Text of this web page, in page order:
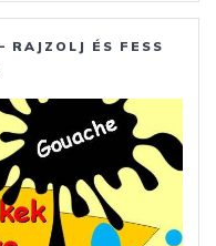
RAJZOLJ ÉS FESS